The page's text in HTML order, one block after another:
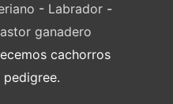
- Labrador-
ganadero
cachorros